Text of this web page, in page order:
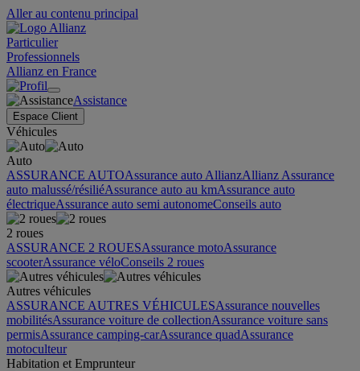
Aller au contenu principal
Particulier
Professionnels
Allianz en France
Assistance
Espace Client
Véhicules
Auto
ASSURANCE AUTOAssurance auto AllianzAllianz Assurance
auto malussé/résiliéAssurance auto au kmAssurance auto
électriqueAssurance auto semi autonomeConseils auto
2 roues
ASSURANCE 2 ROUESAssurance motoAssurance
scooterAssurance véloConseils 2 roues
Autres véhicules
ASSURANCE AUTRES VÉHICULESAssurance nouvelles
mobilitésAssurance voiture de collectionAssurance voiture sans
permisAssurance camping-carAssurance quadAssurance
motoculteur
Habitation et Emprunteur